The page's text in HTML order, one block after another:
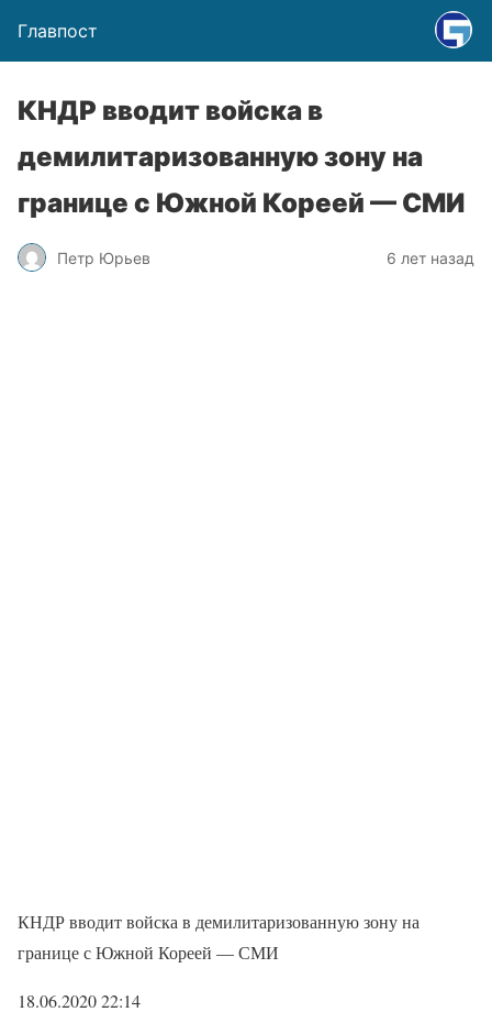
Главпост
КНДР вводит войска в
демилитаризованную зону на
границе с Южной Кореей — СМИ
Петр Юрьев 6 лет назад
КНДР вводит войска в демилитаризованную зону на
границе с Южной Кореей — СМИ
18.06.2020 22:14